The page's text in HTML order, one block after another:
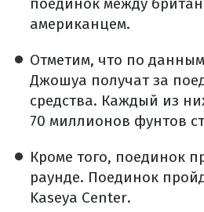
американцем.
Отметим, что по
Джошуа получат за
средства. Каждый из
70 миллионов фунтов
Кроме того, поединок
раунде. Поединок
Kaseya Center.